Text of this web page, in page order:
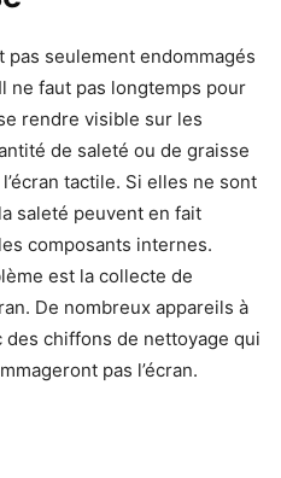
seulement endommagés
ne faut pas longtemps pour
rendre visible sur les
de saleté ou de graisse
tactile. Si elles ne sont
saleté peuvent en fait
composants internes.
est la collecte de
De nombreux appareils à
chiffons de nettoyage qui
pas l’écran.